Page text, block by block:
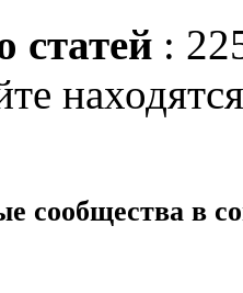
статей :
сообщества в